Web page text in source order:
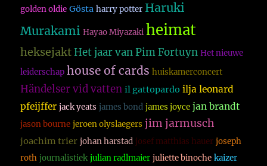
golden oldie Gösta harry potter Haruki
Murakami Hayao Miyazaki heimat
heksejakt Het jaar van Pim Fortuyn Het nieuwe
leiderschap house of cards huiskamerconcert
Händelser vid vatten il gattopardo ilja leonard
pfeijffer jack yeats james bond james joyce jan brandt
jason bourne jeroen olyslaegers jim jarmusch
joachim trier johan harstad josef matthias hauer joseph
roth journalistiek julian radlmaier juliette binoche kaizer